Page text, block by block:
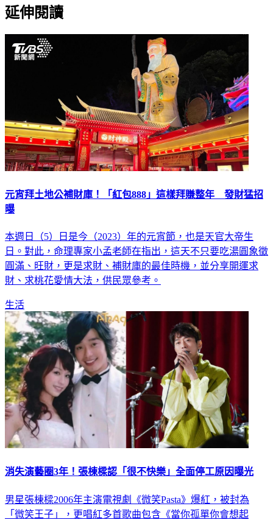
延伸閱讀
元宵拜土地公補財庫！「紅包888」這樣拜賺整年 發財猛招
曝
本週日（5）日是今（2023）年的元宵節，也是天官大帝生
日。對此，命理專家小孟老師在指出，這天不只要吃湯圓象徵
圓滿、旺財，更是求財、補財庫的最佳時機，並分享開運求
財、求桃花愛情大法，供民眾參考。
生活
消失演藝圈3年！張棟樑認「很不快樂」全面停工原因曝光
男星張棟樑2006年主演電視劇《微笑Pasta》爆紅，被封為
「微笑王子」，更唱紅多首歌曲包含《當你孤單你會想起